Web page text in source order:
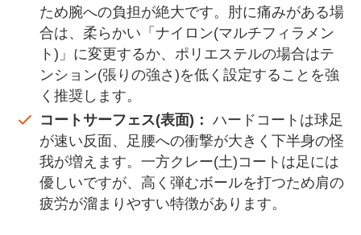
ため腕への負担が絶大です。肘に痛みがある場
合は、柔らかい「ナイロン(マルチフィラメン
ト)」に変更するか、ポリエステルの場合はテ
ンション(張りの強さ)を低く設定することを強
く推奨します。
コートサーフェス(表面)： ハードコートは球足
が速い反面、足腰への衝撃が大きく下半身の怪
我が増えます。一方クレー(土)コートは足には
優しいですが、高く弾むボールを打つため肩の
疲労が溜まりやすい特徴があります。